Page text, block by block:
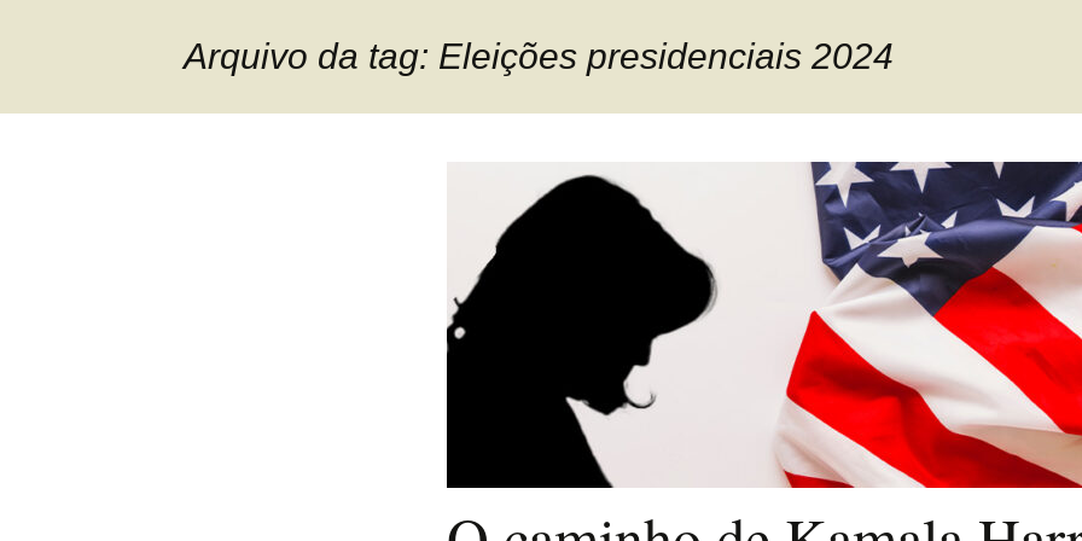
Arquivo da tag: Eleições presidenciais 2024